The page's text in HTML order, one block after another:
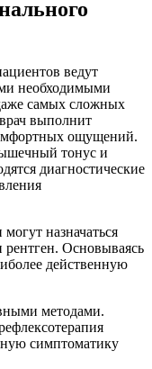
ведут
необходимыми
самых сложных
выполнит
ощущений.
тонус и
диагностические
назначаться
рентген. Основываясь
действенную
методами.
симптоматику